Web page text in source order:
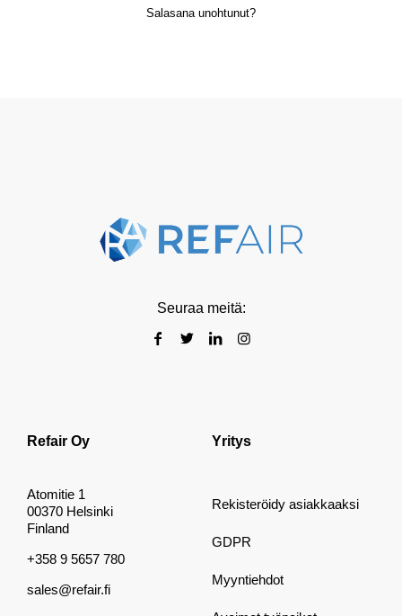
Salasana unohtunut?
Seuraa meitä:
Refair Oy
Atomitie 1
00370 Helsinki
Finland
+358 9 5657 780
sales@refair.fi
Yritys
Rekisteröidy asiakkaaksi
GDPR
Myyntiehdot